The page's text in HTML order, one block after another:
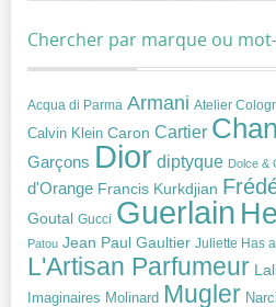
Chercher par marque ou
Acqua di Parma Armani Atelier
Calvin Klein Caron Cartier
Garçons Dior diptyque Dolce &
d'Orange Francis Kurkdjian
Goutal Gucci Guerlain
Patou Jean Paul Gaultier Juliette Has
L'Artisan Parfumeur
Imaginaires Molinard Mugler